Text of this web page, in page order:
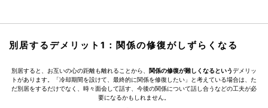
別居するデメリット1：関係の修復がしずらくなる
別居すると、お互いの心の距離も離れることから、 関係の修復が難しくなるというデメリッ
トがあります。「冷却期間を設けて、最終的に関係を修復したい」と考えている場合は、た
だ別居をするだけでなく、時々面会して話す、今後の関係について話し合うなどの工夫が必
要になるかもしれません。